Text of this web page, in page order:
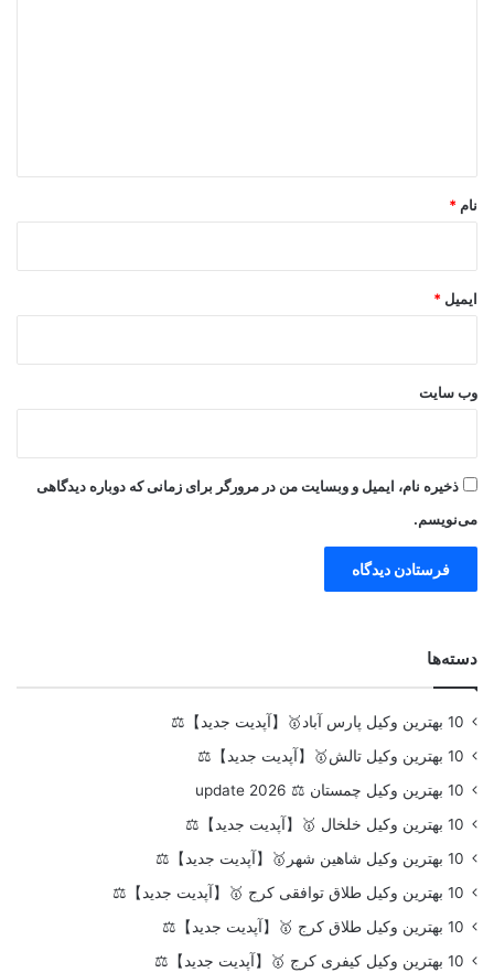
نام *
ایمیل *
وب‌ سایت
ذخیره نام، ایمیل و وبسایت من در مرورگر برای زمانی که دوباره دیدگاهی
می‌نویسم.
دسته‌ها
10 بهترین وکیل پارس آباد🥇【آپدیت جدید】⚖️
10 بهترین وکیل تالش🥇【آپدیت جدید】⚖️
10 بهترین وکیل چمستان ⚖️ update 2026
10 بهترین وکیل خلخال 🥇【آپدیت جدید】⚖️
10 بهترین وکیل شاهین شهر🥇【آپدیت جدید】⚖️
10 بهترین وکیل طلاق توافقی کرج 🥇【آپدیت جدید】⚖️
10 بهترین وکیل طلاق کرج 🥇【آپدیت جدید】⚖️
10 بهترین وکیل کیفری کرج 🥇【آپدیت جدید】⚖️